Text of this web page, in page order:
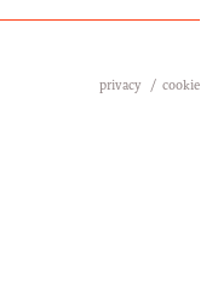
privacy cookie